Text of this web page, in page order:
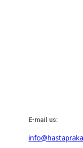
E-mail us: